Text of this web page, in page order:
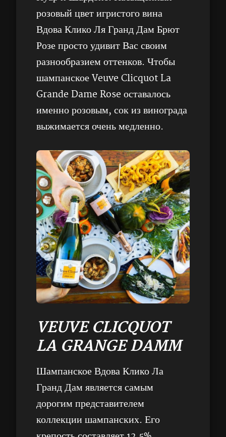
розовый цвет игристого вина
Вдова Клико Ля Гранд Дам Брют
Розе просто удивит Вас своим
разнообразием оттенков. Чтобы
шампанское Veuve Clicquot La
Grande Dame Rose оставалось
именно розовым, сок из винограда
выжимается очень медленно.
VEUVE CLICQUOT
LA GRANGE DAMM
Шампанское Вдова Клико Ла
Гранд Дам является самым
дорогим представителем
коллекции шампанских. Его